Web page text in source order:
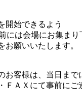
開始できるよう
には会場にお集まり
願いいたします。
お客様は、当日まで
ＡＸにて事前にご